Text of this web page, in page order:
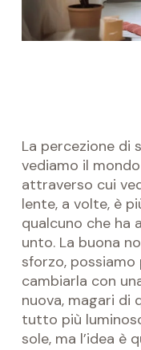
La percezione di
vediamo il
attraverso cui
lente, a volte, è
qualcuno che ha
unto. La buona
sforzo, possiamo
cambiarla con
nuova, magari di
tutto più
sole, ma l’idea è